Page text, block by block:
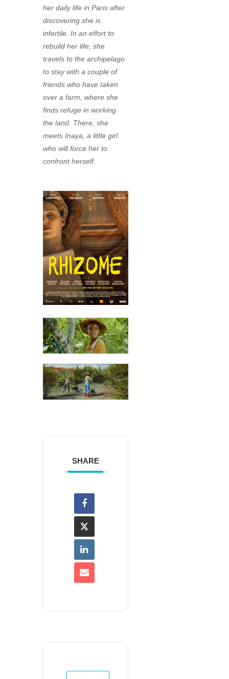
her daily life in Paris after
discovering she is
infertile. In an effort to
rebuild her life, she
travels to the archipelago
to stay with a couple of
friends who have taken
over a farm, where she
finds refuge in working
the land. There, she
meets Inaya, a little girl
who will force her to
confront herself.
SHARE